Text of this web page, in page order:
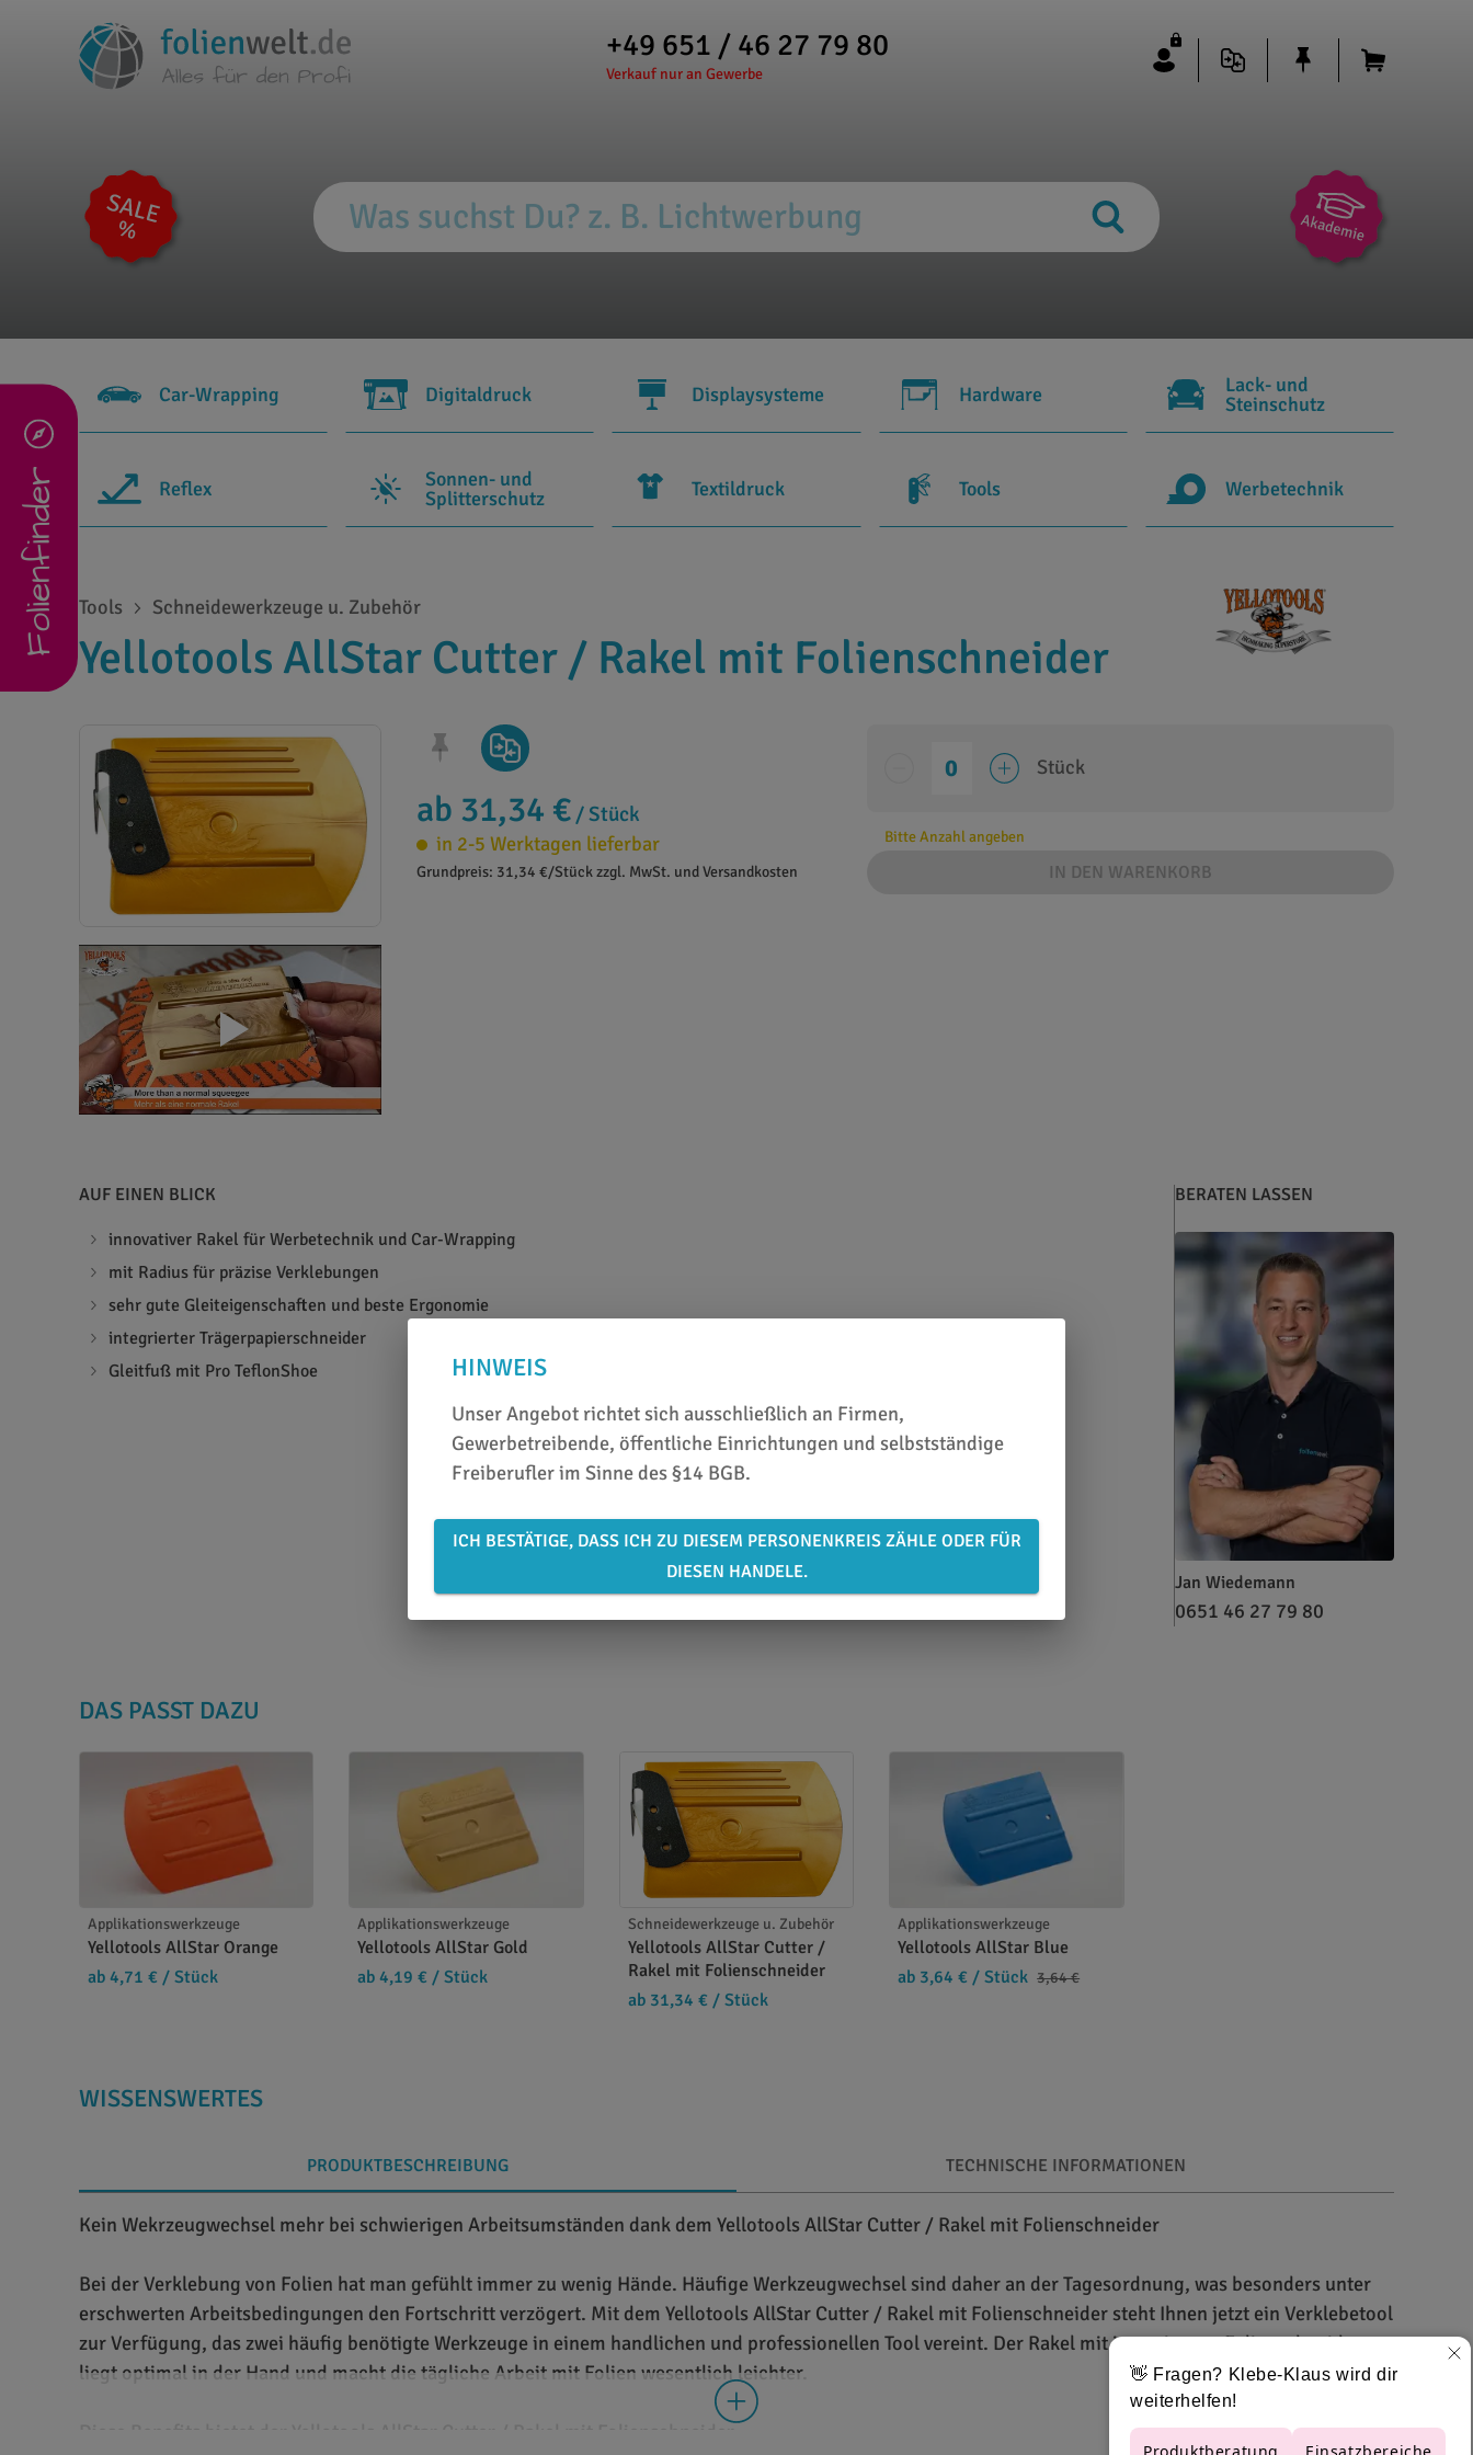
+49 651 / 46 27 79 80
Verkauf nur an Gewerbe
Car-Wrapping Digitaldruck Displaysysteme Hardware
Lack- und
Steinschutz
Reflex
Sonnen- und
Splitterschutz
Textildruck Tools Werbetechnik
Folienfinder Tools Schneidewerkzeuge u. Zubehör
Yellotools AllStar Cutter / Rakel mit Folienschneider
ab 31,34 € / Stück
in 2-5 Werktagen lieferbar
Grundpreis: 31,34 €/Stück zzgl. MwSt. und Versandkosten
Stück
Bitte Anzahl angeben
IN DEN WARENKORB
AUF EINEN BLICK
innovativer Rakel für Werbetechnik und Car-Wrapping
mit Radius für präzise Verklebungen
sehr gute Gleiteigenschaften und beste Ergonomie
integrierter Trägerpapierschneider
Gleitfuß mit Pro TeflonShoe
BERATEN LASSEN
Jan Wiedemann
0651 46 27 79 80
DAS PASST DAZU
Applikationswerkzeuge
Yellotools AllStar Orange
ab 4,71 € / Stück
Applikationswerkzeuge
Yellotools AllStar Gold
ab 4,19 € / Stück
Schneidewerkzeuge u. Zubehör
Yellotools AllStar Cutter /
Rakel mit Folienschneider
ab 31,34 € / Stück
Applikationswerkzeuge
Yellotools AllStar Blue
ab 3,64 € / Stück 3,64 €
WISSENSWERTES
PRODUKTBESCHREIBUNG TECHNISCHE INFORMATIONEN
Kein Wekrzeugwechsel mehr bei schwierigen Arbeitsumständen dank dem Yellotools AllStar Cutter / Rakel mit Folienschneider
Bei der Verklebung von Folien hat man gefühlt immer zu wenig Hände. Häufige Werkzeugwechsel sind daher an der Tagesordnung, was besonders unter
erschwerten Arbeitsbedingungen den Fortschritt verzögert. Mit dem Yellotools AllStar Cutter / Rakel mit Folienschneider steht Ihnen jetzt ein Verklebetool
zur Verfügung, das zwei häufig benötigte Werkzeuge in einem handlichen und professionellen Tool vereint. Der Rakel mit integriertem Folienschneider
liegt optimal in der Hand und macht die tägliche Arbeit mit Folien wesentlich leichter.
HINWEIS
Unser Angebot richtet sich ausschließlich an Firmen,
Gewerbetreibende, öffentliche Einrichtungen und selbstständige
Freiberufler im Sinne des §14 BGB.
ICH BESTÄTIGE, DASS ICH ZU DIESEM PERSONENKREIS ZÄHLE ODER FÜR
DIESEN HANDELE.